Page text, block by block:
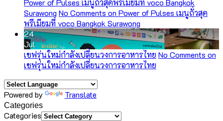
Power of Pulses เมนูถั่วสุดพรีเมียมที่ voco Bangkok
Surawong No Comments on Power of Pulses เมนูถั่วสุด
พรีเมียมที่ voco Bangkok Surawong
24
Jul
เชฟรุ่นใหม่กำลังเปลี่ยนวงการอาหารไทยNo Comments on
เชฟรุ่นใหม่กำลังเปลี่ยนวงการอาหารไทย
Powered by Translate
Categories
Categories